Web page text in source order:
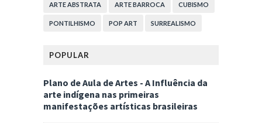
ARTE ABSTRATA ARTE BARROCA CUBISMO
PONTILHISMO POP ART SURREALISMO
POPULAR
Plano de Aula de Artes - A Influência da
arte indígena nas primeiras
manifestações artísticas brasileiras